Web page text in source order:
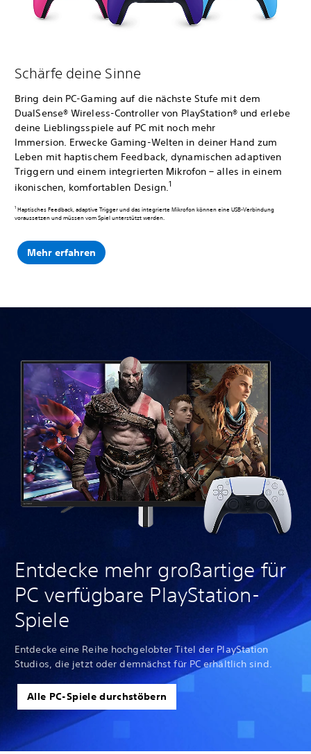
Schärfe deine Sinne
Bring dein PC-Gaming auf die nächste Stufe mit dem
DualSense® Wireless-Controller von PlayStation® und erlebe
deine Lieblingsspiele auf PC mit noch mehr
Immersion. Erwecke Gaming-Welten in deiner Hand zum
Leben mit haptischem Feedback, dynamischen adaptiven
Triggern und einem integrierten Mikrofon – alles in einem
ikonischen, komfortablen Design.1
1 Haptisches Feedback, adaptive Trigger und das integrierte Mikrofon können eine USB-Verbindung
voraussetzen und müssen vom Spiel unterstützt werden.
Mehr erfahren
Entdecke mehr großartige für
PC verfügbare PlayStation-
Spiele
Entdecke eine Reihe hochgelobter Titel der PlayStation
Studios, die jetzt oder demnächst für PC erhältlich sind.
Alle PC-Spiele durchstöbern